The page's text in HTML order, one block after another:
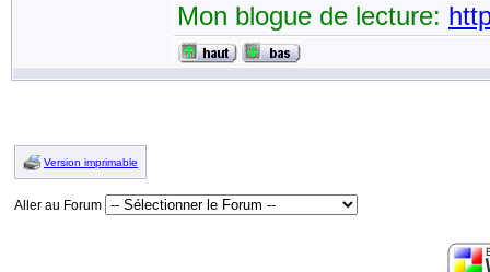
Mon blogue de lecture:
Version imprimable
Aller au Forum